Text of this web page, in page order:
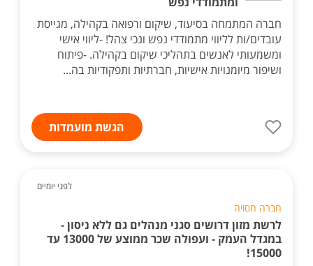
חברה המתמחה בסיעוד, שיקום ורפואה בקהילה, מגייסת
עובדים/ות לליווי מתמודדי נפש ונכי צהל! -ליווי אישי
ומשמעותי לאנשים בתהליכי שיקום בקהילה. -פיתוח
ושיפור מיומנויות אישיות, חברתיות ותפקודיות בה...
הגשת מועמדות
לפני יומיים
חברה חסויה
לרשת מזון דרושים סגני מנהלים גם ללא ניסון -
במגדל העמק - ועפולה שכר ממוצע של 13000 עד
15000!